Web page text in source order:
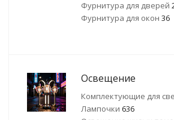
Фурнитура для дверей
Фурнитура для окон 36
Освещение
Комплектующие для
Лампочки 636